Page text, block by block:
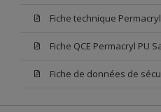
Fiche technique
Fiche QCE Permacryl PU
Fiche de données de